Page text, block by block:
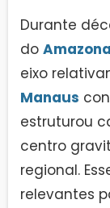
Durante
do
eixo
Manaus
estruturou
centro
regional.
relevantes